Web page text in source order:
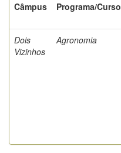
Câmpus
Programa/Curso
Dois
Vizinhos
Agronomia